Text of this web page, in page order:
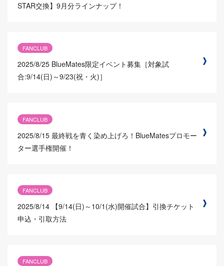
STAR交換】9月分ラインナップ！
FANCLUB
2025/8/25 BlueMates限定イベント募集［対象試
合:9/14(日)～9/23(祝・火)］
FANCLUB
2025/8/15 最終戦を青く染め上げろ！BlueMatesプロモー
ター選手権開催！
FANCLUB
2025/8/14 【9/14(日)～10/1(水)開催試合】引換チケット
申込・引取方法
FANCLUB